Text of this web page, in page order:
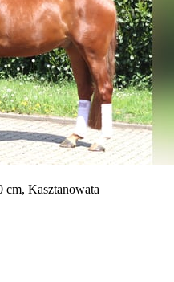
cm, Kasztanowata